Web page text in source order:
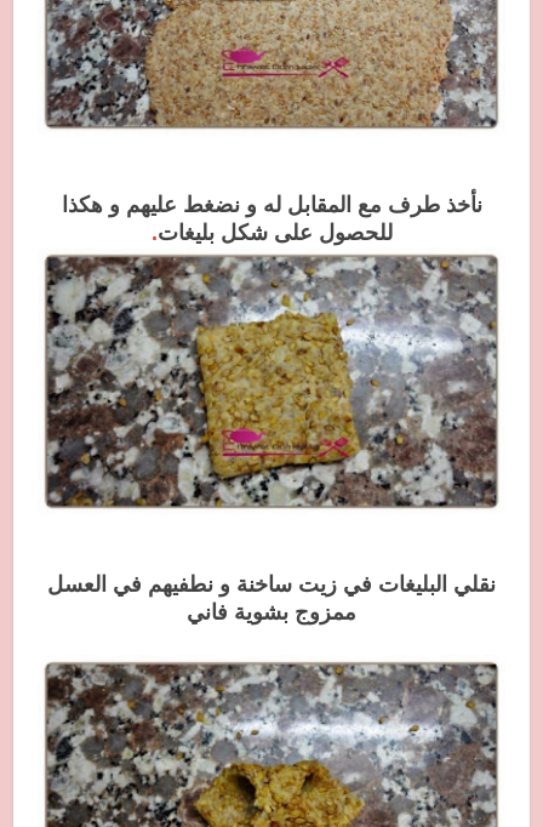
نأخذ طرف مع المقابل له و نضغط عليهم و هكذا
للحصول على شكل بليغات.
نقلي البليغات في زيت ساخنة و نطفيهم في العسل
ممزوج بشوية فاني